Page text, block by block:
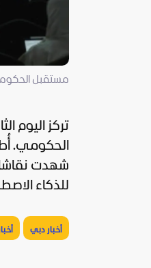
مستقبل
تركز اليوم
الحكومي.
شهدت
للذكاء
أخبار دبي